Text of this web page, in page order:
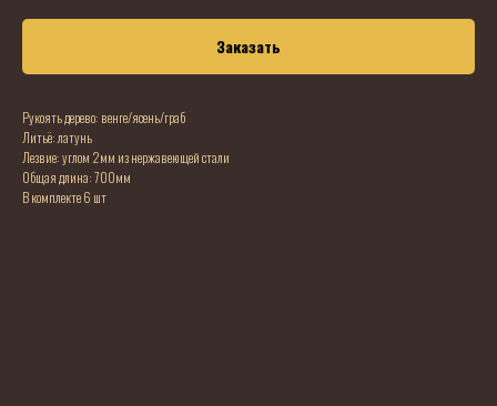
Заказать
Рукоять дерево: венге/ясень/граб
Литьё: латунь
Лезвие: углом 2мм из нержавеющей стали
Общая длина: 700мм
В комплекте 6 шт